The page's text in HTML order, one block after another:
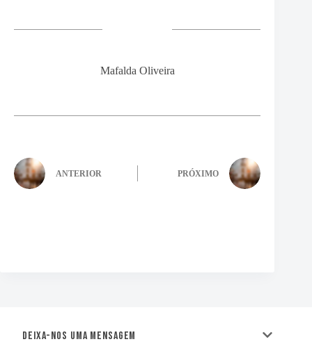
Mafalda Oliveira
ANTERIOR PRÓXIMO
Deixa-nos uma mensagem